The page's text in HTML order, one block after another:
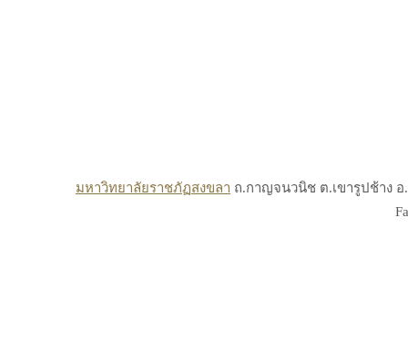
มหาวิทยาลัยราชภัฏสงขลา ถ.กาญจนวนิช ต.เขารูปช้าง อ.